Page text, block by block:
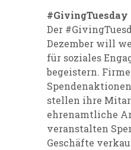
#GivingTuesday
Der
Dezember will
für soziales
begeistern.
stellen ihre
ehrenamtliche
veranstalten
Geschäfte